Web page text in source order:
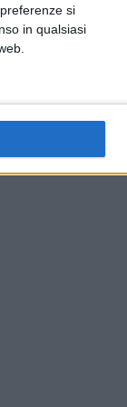
si
in qualsiasi